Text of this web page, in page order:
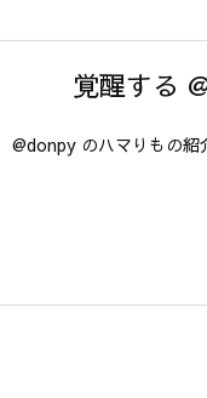
覚醒する
@donpy のハマりもの紹